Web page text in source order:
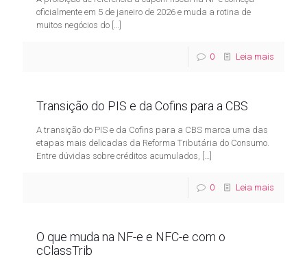
oficialmente em 5 de janeiro de 2026 e muda a rotina de
muitos negócios do […]
0 Leia mais
Transição do PIS e da Cofins para a CBS
A transição do PIS e da Cofins para a CBS marca uma das
etapas mais delicadas da Reforma Tributária do Consumo.
Entre dúvidas sobre créditos acumulados, […]
0 Leia mais
O que muda na NF-e e NFC-e com o
cClassTrib